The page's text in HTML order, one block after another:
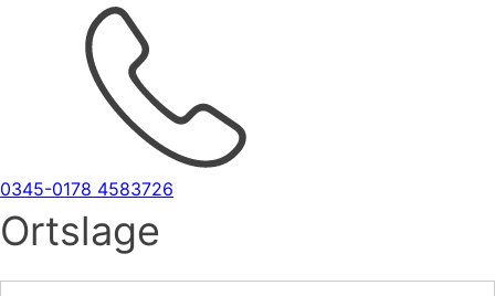
0345-0178 4583726
Ortslage